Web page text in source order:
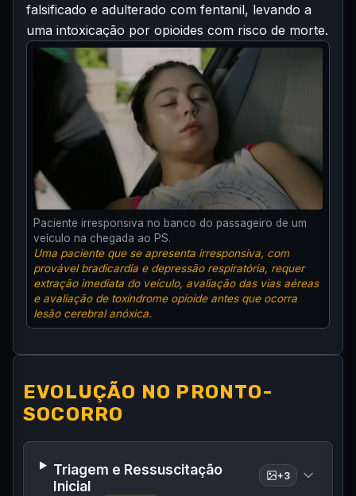
falsificado e adulterado com fentanil, levando a
uma intoxicação por opioides com risco de morte.
Paciente irresponsiva no banco do passageiro de um
veículo na chegada ao PS.
Uma paciente que se apresenta irresponsiva, com
provável bradicardia e depressão respiratória, requer
extração imediata do veículo, avaliação das vias aéreas
e avaliação de toxíndrome opioide antes que ocorra
lesão cerebral anóxica.
EVOLUÇÃO NO PRONTO-
SOCORRO
Triagem e Ressuscitação
Inicial
+3